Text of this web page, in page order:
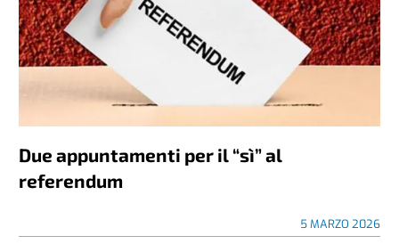
Due appuntamenti per il “sì” al
referendum
5 MARZO 2026